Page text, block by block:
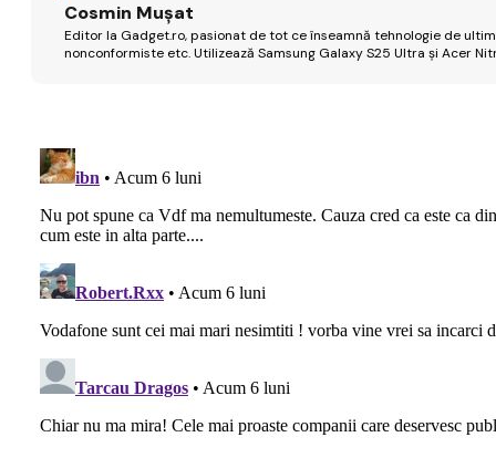
Cosmin Mușat
Editor la Gadget.ro, pasionat de tot ce înseamnă tehnologie de
nonconformiste etc. Utilizează Samsung Galaxy S25 Ultra și Acer